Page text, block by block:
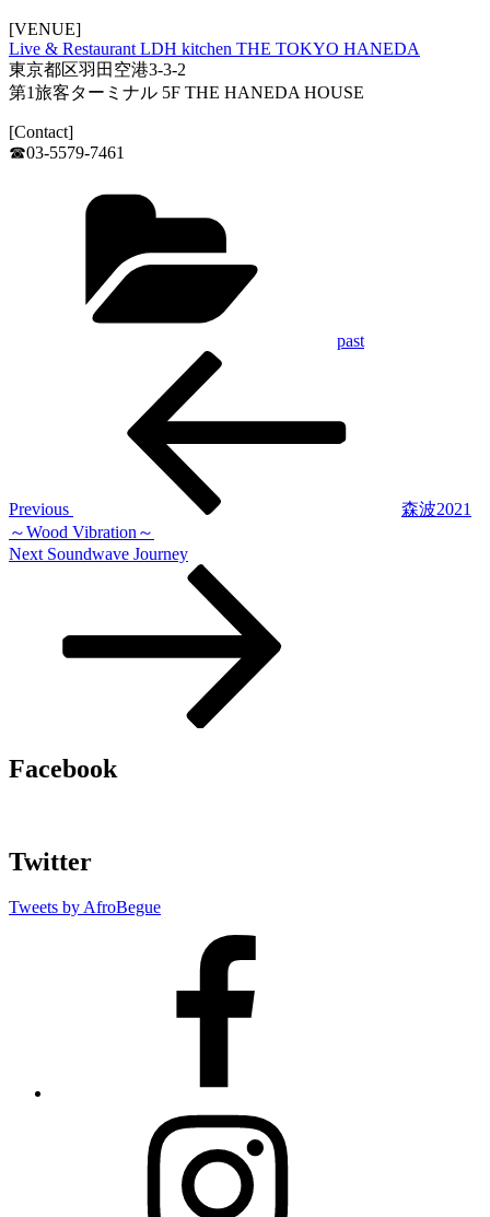
[VENUE]
Live & Restaurant LDH kitchen THE TOKYO HANEDA
東京都区羽田空港3-3-2
第1旅客ターミナル 5F THE HANEDA HOUSE
[Contact]
☎︎03-5579-7461
past
ゲ
ー
Previous
森波2021
～Wood Vibration～
Next
Next Soundwave Journey
Facebook
Twitter
Tweets by AfroBegue